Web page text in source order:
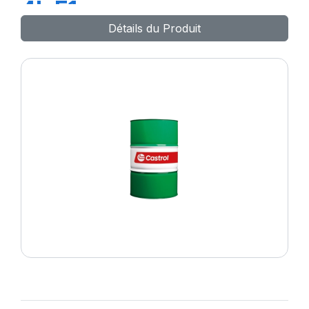
4L F1
Détails du Produit